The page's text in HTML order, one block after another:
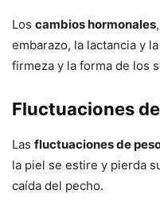
Los cambios hormonales
embarazo, la lactancia y
firmeza y la forma de los
Fluctuaciones
Las fluctuaciones de
la piel se estire y pierda
caída del pecho.